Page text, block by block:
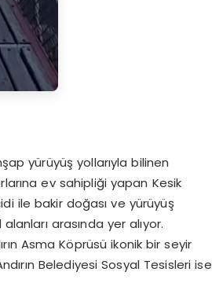
yürüyüş yollarıyla bilinen
ev sahipliği yapan Kesik
ile bakir doğası ve yürüyüş
arasında yer alıyor.
Asma Köprüsü ikonik bir seyir
Belediyesi Sosyal Tesisleri ise